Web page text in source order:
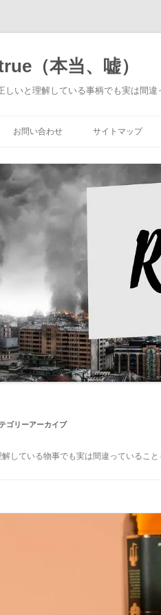
（本当、嘘）
しいと理解している事柄でも実は間違
お問い合わせ サイトマップ
ゴリーアーカイブ
している物事でも実は間違っているこ